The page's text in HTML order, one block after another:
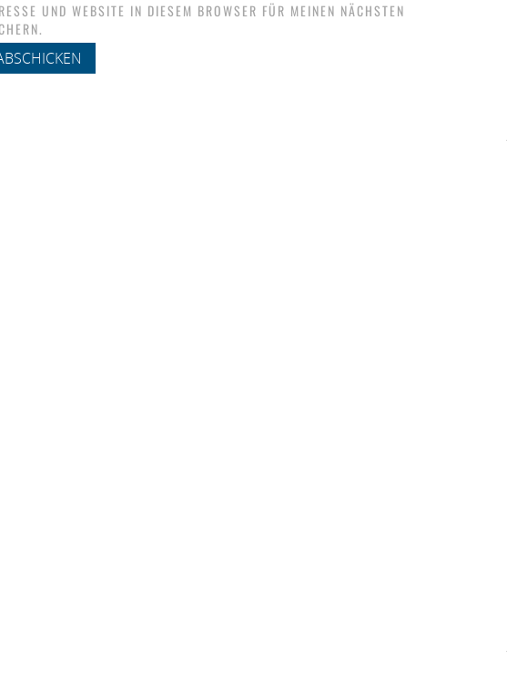
UND WEBSITE IN DIESEM BROWSER FÜR MEINEN NÄCHSTEN